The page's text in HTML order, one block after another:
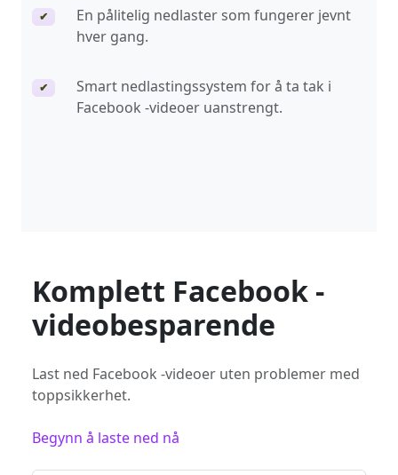
✔
En pålitelig nedlaster som fungerer jevnt
hver gang.
✔
Smart nedlastingssystem for å ta tak i
Facebook -videoer uanstrengt.
Komplett Facebook -
videobesparende
Last ned Facebook -videoer uten problemer med
toppsikkerhet.
Begynn å laste ned nå